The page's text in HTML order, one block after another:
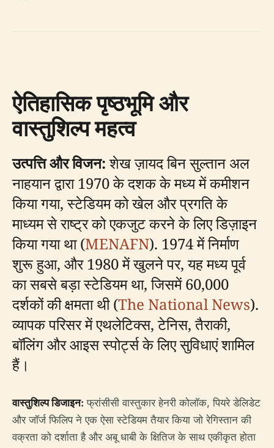
ऐतिहासिक पृष्ठभूमि और
वास्तुशिल्प महत्व
उत्पत्ति और विजन:शेख ज़ायद बिन सुल्तान अल
नाहयान द्वारा 1970 के दशक के मध्य में कमीशन
किया गया, स्टेडियम को खेल और प्रगति के
माध्यम से राष्ट्र को एकजुट करने के लिए डिज़ाइन
किया गया था (MENAFN). 1974 में निर्माण
शुरू हुआ, और 1980 में खुलने पर, यह मध्य पूर्व
का सबसे बड़ा स्टेडियम था, जिसमें 60,000
दर्शकों की क्षमता थी (The National News).
व्यापक परिसर में एथलेटिक्स, टेनिस, तैराकी,
बॉलिंग और आइस स्पोर्ट्स के लिए सुविधाएं शामिल
हैं।
वास्तुशिल्प डिजाइन: फ्रांसीसी वास्तुकार हेनरी कोलॉक, पियरे डेलिडेट
और जॉर्ज फिलिप ने एक ऐसा स्टेडियम तैयार किया जो रेगिस्तान की
वक्रता को दर्शाता है और अबू धाबी के क्षितिज के साथ एकीकृत होता